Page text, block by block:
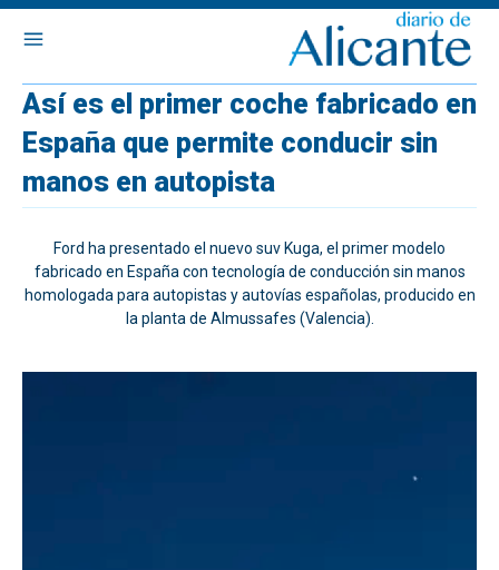
Así es el primer coche fabricado en
España que permite conducir sin
manos en autopista
Ford ha presentado el nuevo suv Kuga, el primer modelo
fabricado en España con tecnología de conducción sin manos
homologada para autopistas y autovías españolas, producido en
la planta de Almussafes (Valencia).